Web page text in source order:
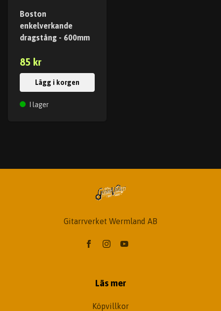
Boston
enkelverkande
dragstång - 600mm
85 kr
Lägg i korgen
I lager
Gitarrverket Wermland AB
Läs mer
Köpvillkor